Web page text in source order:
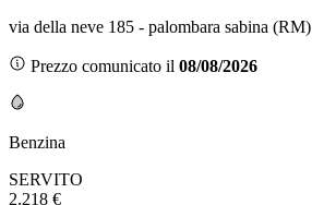
via della neve 185 - palombara sabina (RM)
Prezzo comunicato il 08/08/2026
Benzina
SERVITO
2.218 €